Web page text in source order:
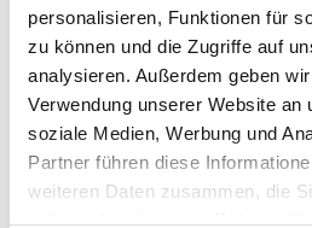
personalisieren, Funktionen für
zu können und die Zugriffe auf
analysieren. Außerdem geben
Verwendung unserer Website an
soziale Medien, Werbung und
Partner führen diese
weiteren Daten zusammen, die
Wenden Sie sich für die
an Frau Helga Fischer Tel.:
ww.erlebnis-tanz.de